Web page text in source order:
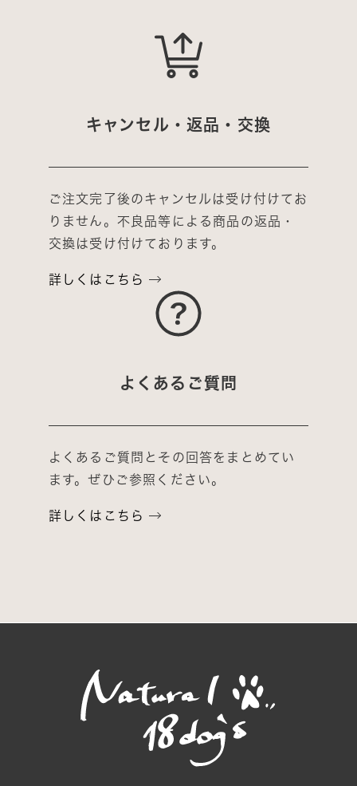
キャンセル・返品・交換
ご注文完了後のキャンセルは受け付けてお
りません。不良品等による商品の返品・
交換は受け付けております。
詳しくはこちら
よくあるご質問
よくあるご質問とその回答をまとめてい
ます。ぜひご参照ください。
詳しくはこちら